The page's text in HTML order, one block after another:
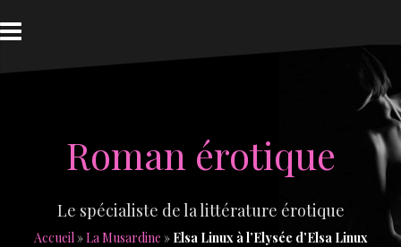
au
contenu
Roman érotique
Le spécialiste de la littérature érotique
Accueil »La Musardine » Elsa Linux à l’Elysée d’Elsa Linux